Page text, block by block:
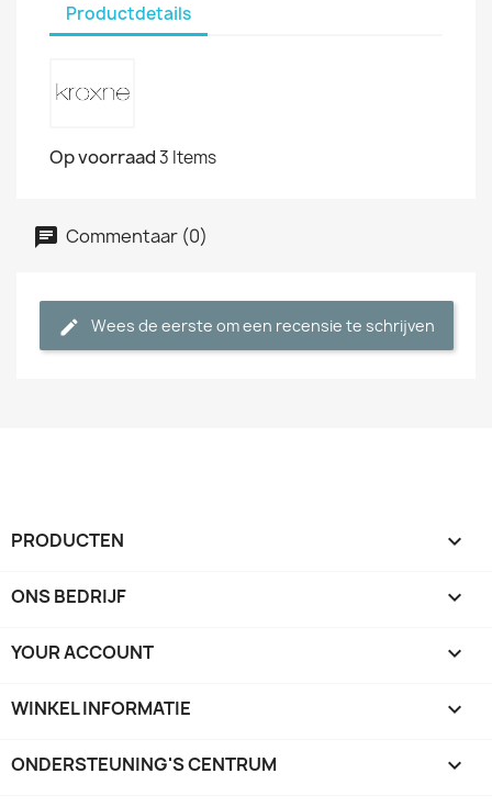
Productdetails
Op voorraad3 Items
Commentaar (0)
Wees de eerste om een recensie te schrijven
PRODUCTEN 
ONS BEDRIJF 
YOUR ACCOUNT 
WINKEL INFORMATIE keyboard_arrow_down
ONDERSTEUNING'S CENTRUM 